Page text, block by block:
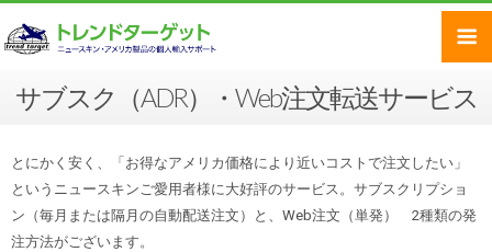
サブスク（ADR）・Web注文転送サービス
とにかく安く、「お得なアメリカ価格により近いコストで注文したい」
というニュースキンご愛用者様に大好評のサービス。サブスクリプショ
ン（毎月または隔月の自動配送注文）と、Web注文（単発） 2種類の発
注方法がございます。